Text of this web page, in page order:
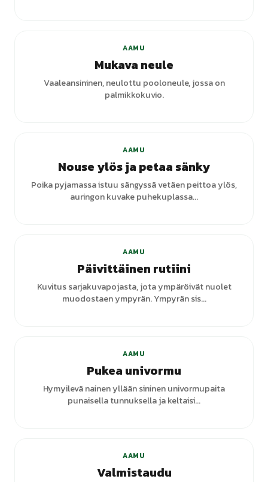
AAMU
Mukava neule
Vaaleansininen, neulottu pooloneule, jossa on
palmikkokuvio.
AAMU
Nouse ylös ja petaa sänky
Poika pyjamassa istuu sängyssä vetäen peittoa ylös,
auringon kuvake puhekuplassa...
AAMU
Päivittäinen rutiini
Kuvitus sarjakuvapojasta, jota ympäröivät nuolet
muodostaen ympyrän. Ympyrän sis...
AAMU
Pukea univormu
Hymyilevä nainen yllään sininen univormupaita
punaisella tunnuksella ja keltaisi...
AAMU
Valmistaudu